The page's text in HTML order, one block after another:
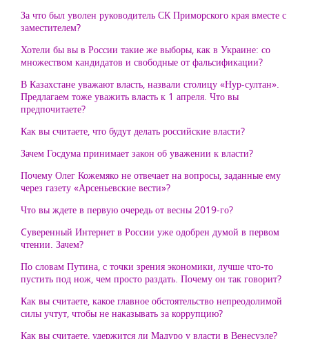
За что был уволен руководитель СК Приморского края вместе с
заместителем?
Хотели бы вы в России такие же выборы, как в Украине: со
множеством кандидатов и свободные от фальсификации?
В Казахстане уважают власть, назвали столицу «Нур-султан».
Предлагаем тоже уважить власть к 1 апреля. Что вы
предпочитаете?
Как вы считаете, что будут делать российские власти?
Зачем Госдума принимает закон об уважении к власти?
Почему Олег Кожемяко не отвечает на вопросы, заданные ему
через газету «Арсеньевские вести»?
Что вы ждете в первую очередь от весны 2019-го?
Cуверенный Интернет в России уже одобрен думой в первом
чтении. Зачем?
По словам Путина, с точки зрения экономики, лучше что-то
пустить под нож, чем просто раздать. Почему он так говорит?
Как вы считаете, какое главное обстоятельство непреодолимой
силы учтут, чтобы не наказывать за коррупцию?
Как вы считаете, удержится ли Мадуро у власти в Венесуэле?